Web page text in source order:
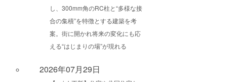
し、300mm角のRC柱と“多様な接
合の集積”を特徴とする建築を考
案。街に開かれ将来の変化にも応
える“はじまりの場”が現れる
2026年07月29日